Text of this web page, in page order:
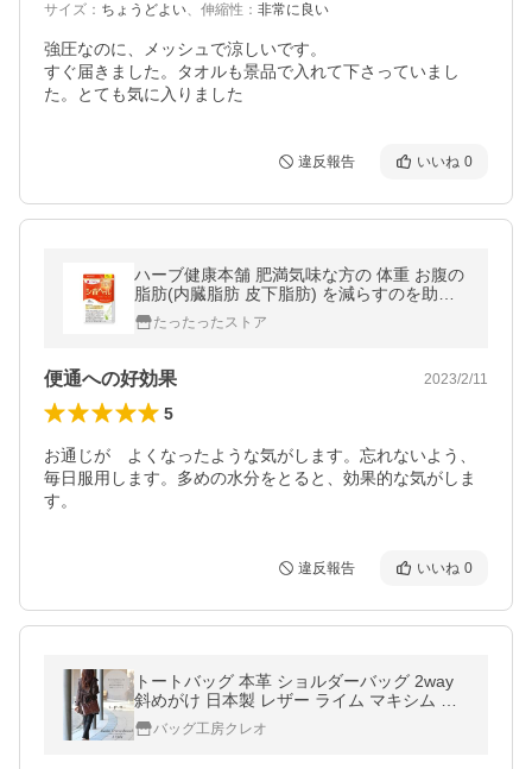
サイズ ： ちょうどよい、 伸縮性 ： 非常に良い
強圧なのに、メッシュで涼しいです。
すぐ届きました。タオルも景品で入れて下さっていまし
た。とても気に入りました
違反報告 いいね 0
ハーブ健康本舗 肥満気味な方の 体重 お腹の
脂肪(内臓脂肪 皮下脂肪) を減らすのを助け
る 葛の花由来イソフラボン配合 シボヘール
60粒たったったストア
便通への好効果 2023/2/11
5
お通じが　よくなったような気がします。忘れないよう、
毎日服用します。多めの水分をとると、効果的な気がしま
す。
違反報告 いいね 0
トートバッグ 本革 ショルダーバッグ 2way
斜めがけ 日本製 レザー ライム マキシム ク
ロコ ブローチ Ｌ1941 爆買
バッグ工房クレオ